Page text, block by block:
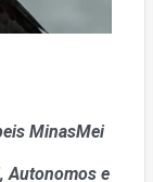
MinasMei
Autonomos e